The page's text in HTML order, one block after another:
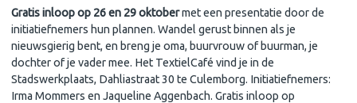
Gratis inloop op 26 en 29 oktobermet een presentatie door de
initiatiefnemers hun plannen. Wandel gerust binnen als je
nieuwsgierig bent, en breng je oma, buurvrouw of buurman, je
dochter of je vader mee. Het TextielCafé vind je in de
Stadswerkplaats, Dahliastraat 30 te Culemborg. Initiatiefnemers:
Irma Mommers en Jaqueline Aggenbach. Gratis inloop op